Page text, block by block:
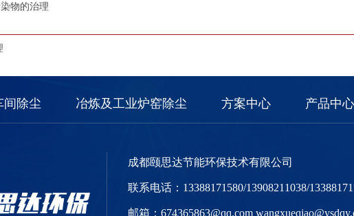
物的治理
间除尘 冶炼及工业炉窑除尘 方案中心 产品中心
成都颐思达节能环保技术有限公司
联系电话：13388171580/13908211038/
邮箱：674365863@qq.com